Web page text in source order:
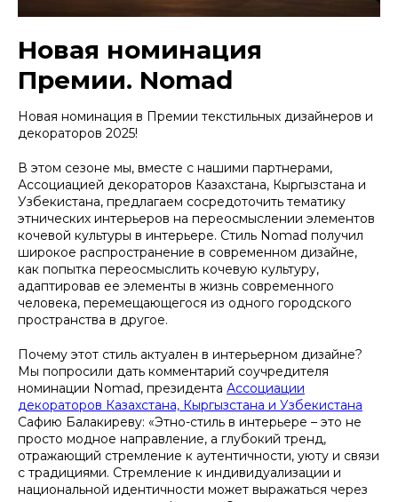
Новая номинация
Премии. Nomad
Новая номинация в Премии текстильных дизайнеров и
декораторов 2025!
В этом сезоне мы, вместе с нашими партнерами,
Ассоциацией декораторов Казахстана, Кыргызстана и
Узбекистана, предлагаем сосредоточить тематику
этнических интерьеров на переосмыслении элементов
кочевой культуры в интерьере. Стиль Nomad получил
широкое распространение в современном дизайне,
как попытка переосмыслить кочевую культуру,
адаптировав ее элементы в жизнь современного
человека, перемещающегося из одного городского
пространства в другое.
Почему этот стиль актуален в интерьерном дизайне?
Мы попросили дать комментарий соучредителя
номинации Nomad, президента Ассоциации
декораторов Казахстана, Кыргызстана и Узбекистана
Сафию Балакиреву: «Этно-стиль в интерьере – это не
просто модное направление, а глубокий тренд,
отражающий стремление к аутентичности, уюту и связи
с традициями. Стремление к индивидуализации и
национальной идентичности может выражаться через